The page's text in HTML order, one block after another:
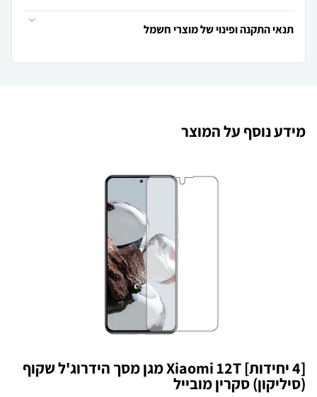
תנאי התקנה ופינוי של מוצרי חשמל
מידע נוסף על המוצר
[4 יחידות] Xiaomi 12T מגן מסך הידרוג'ל שקוף
(סיליקון) סקרין מובייל